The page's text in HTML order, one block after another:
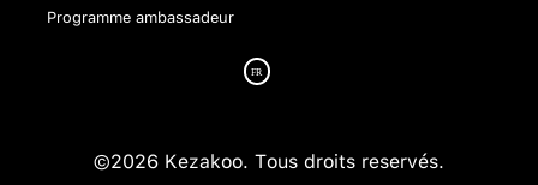
Programme ambassadeur
©2026 Kezakoo. Tous droits reservés.